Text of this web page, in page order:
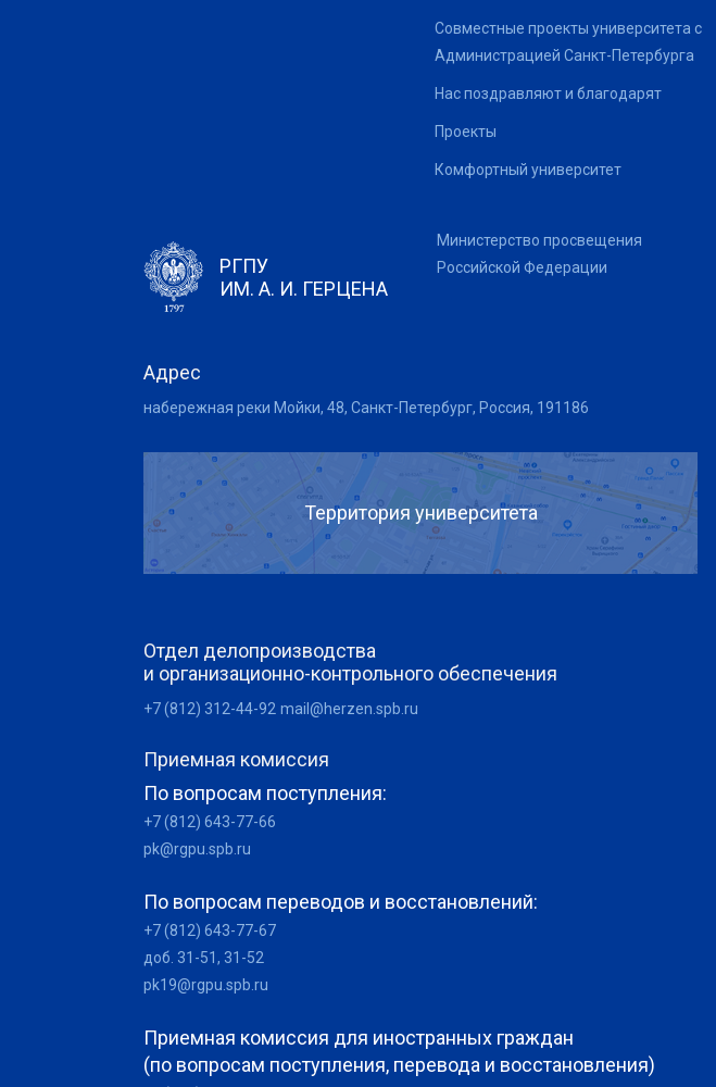
Совместные проекты университета с
Администрацией Санкт-Петербурга
Нас поздравляют и благодарят
Проекты
Комфортный университет
РГПУ
ИМ. А. И. ГЕРЦЕНА
Министерство просвещения
Российской Федерации
Адрес
набережная реки Мойки, 48, Санкт-Петербург, Россия, 191186
Территория университета
Отдел делопроизводства
и организационно-контрольного обеспечения
+7 (812) 312-44-92 mail@herzen.spb.ru
Приемная комиссия
По вопросам поступления:
+7 (812) 643-77-66
pk@rgpu.spb.ru
По вопросам переводов и восстановлений:
+7 (812) 643-77-67
доб. 31-51, 31-52
pk19@rgpu.spb.ru
Приемная комиссия для иностранных граждан
(по вопросам поступления, перевода и восстановления)